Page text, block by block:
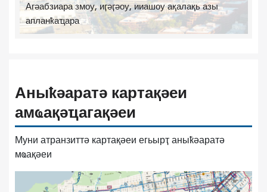
Агәабзиара змоу, иӷәӷәоу, ииашоу ақалақь азы
апланҟаҵара
Аныҟәаратә картақәеи
амҩақәҵагақәеи
Муни атранзиттә картақәеи егьырҭ аныҟәаратә
мҩақәеи